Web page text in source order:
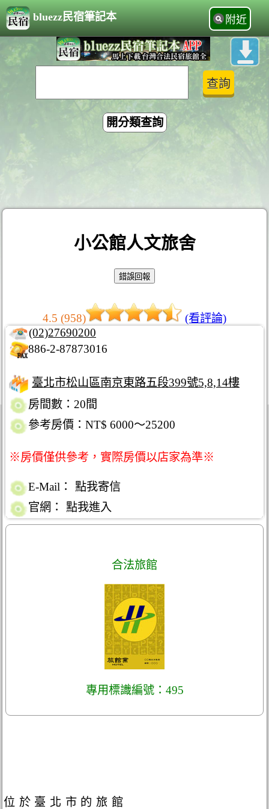
bluezz民宿筆記本 附近
開分類查詢
小公館人文旅舍
4.5 (958)
(看評論)
(02)27690200
886-2-87873016
臺北市松山區南京東路五段399號5,8,14樓
房間數：20間
參考房價：NT$ 6000～25200
※房價僅供參考，實際房價以店家為準※
E-Mail：
點我寄信
官網：
點我進入
合法旅館
專用標識編號：495
位於臺北市的旅館